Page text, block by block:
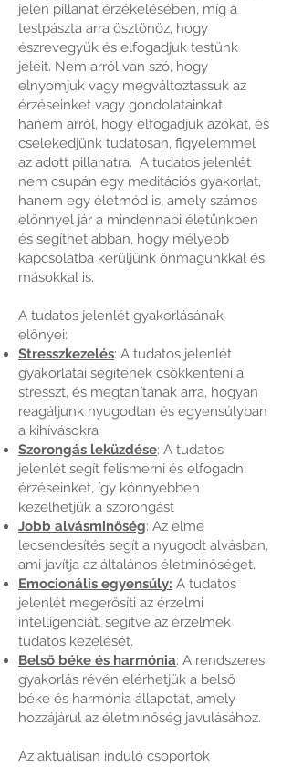
jelen pillanat érzékelésében, míg a
testpászta arra ösztönöz, hogy
észrevegyük és elfogadjuk testünk
jeleit. Nem arról van szó, hogy
elnyomjuk vagy megváltoztassuk az
érzéseinket vagy gondolatainkat,
hanem arról, hogy elfogadjuk azokat, és
cselekedjünk tudatosan, figyelemmel
az adott pillanatra. A tudatos jelenlét
nem csupán egy meditációs gyakorlat,
hanem egy életmód is, amely számos
előnnyel jár a mindennapi életünkben
és segíthet abban, hogy mélyebb
kapcsolatba kerüljünk önmagunkkal és
másokkal is.
A tudatos jelenlét gyakorlásának
előnyei:
Stresszkezelés: A tudatos jelenlét
gyakorlatai segítenek csökkenteni a
stresszt, és megtanítanak arra, hogyan
reagáljunk nyugodtan és egyensúlyban
a kihívásokra
Szorongás leküzdése: A tudatos
jelenlét segít felismerni és elfogadni
érzéseinket, így könnyebben
kezelhetjük a szorongást
Jobb alvásminőség: Az elme
lecsendesítés segít a nyugodt alvásban,
ami javítja az általános életminőséget.
Emocionális egyensúly: A tudatos
jelenlét megerősíti az érzelmi
intelligenciát, segítve az érzelmek
tudatos kezelését.
Belső béke és harmónia: A rendszeres
gyakorlás révén elérhetjük a belső
béke és harmónia állapotát, amely
hozzájárul az életminőség javulásához.
Az aktuálisan induló csoportok